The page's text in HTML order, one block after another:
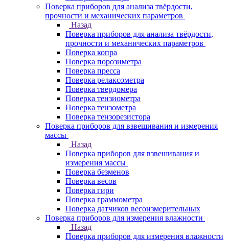
Поверка приборов для анализа твёрдости,
прочности и механических параметров
Назад
Поверка приборов для анализа твёрдости,
прочности и механических параметров
Поверка копра
Поверка порозиметра
Поверка пресса
Поверка релаксометра
Поверка твердомера
Поверка тензиометра
Поверка тензометра
Поверка тензорезистора
Поверка приборов для взвешивания и измерения
массы
Назад
Поверка приборов для взвешивания и
измерения массы
Поверка безменов
Поверка весов
Поверка гири
Поверка граммометра
Поверка датчиков весоизмерительных
Поверка приборов для измерения влажности
Назад
Поверка приборов для измерения влажности